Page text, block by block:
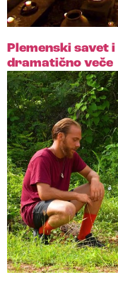
Plemenski savet
dramatično veče